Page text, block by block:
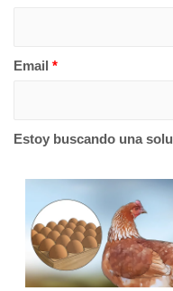
Email *
Estoy buscando una